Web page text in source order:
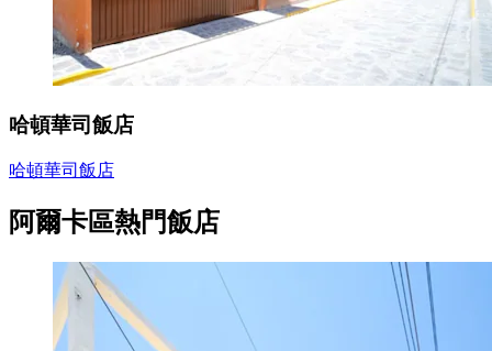
哈頓華司飯店
哈頓華司飯店
阿爾卡區熱門飯店